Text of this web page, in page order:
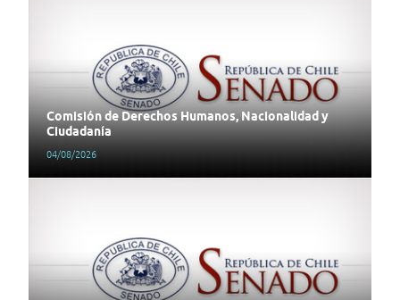
Comisión de Derechos Humanos, Nacionalidad y
Ciudadanía
04/08/2026